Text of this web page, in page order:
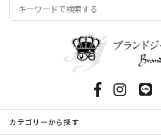
カテゴリーから探す